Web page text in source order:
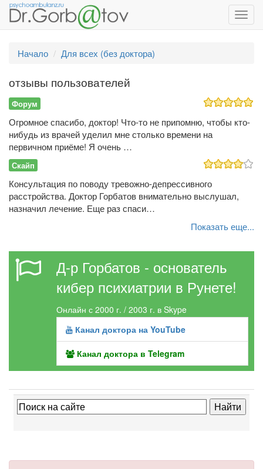
Начало
Для всех (без доктора)
отзывы пользователей
Форум
Огромное спасибо, доктор! Что-то не припомню, чтобы кто-
нибудь из врачей уделил мне столько времени на
первичном приёме! Я очень …
Скайп
Консультация по поводу тревожно-депрессивного
расстройства. Доктор Горбатов внимательно выслушал,
назначил лечение. Еще раз спаси…
Показать еще...
Д-р Горбатов - основатель
кибер психиатрии в Рунете!
Онлайн с 2000 г. / 2003 г. в Skype
Канал доктора на YouTube
Канал доктора в Telegram